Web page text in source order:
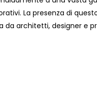
La presenza di
architetti, designer e